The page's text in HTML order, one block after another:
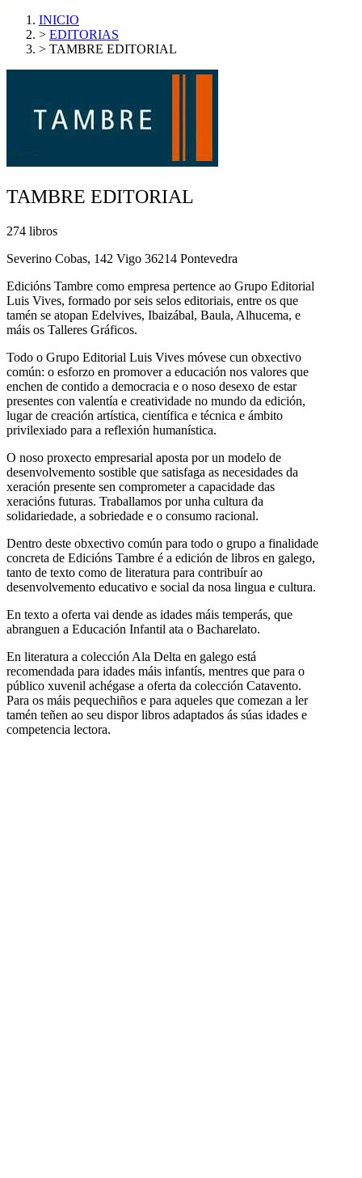
INICIO
> EDITORIAS
> TAMBRE EDITORIAL
TAMBRE EDITORIAL
274 libros
Severino Cobas, 142 Vigo 36214 Pontevedra
Edicións Tambre como empresa pertence ao Grupo Editorial
Luis Vives, formado por seis selos editoriais, entre os que
tamén se atopan Edelvives, Ibaizábal, Baula, Alhucema, e
máis os Talleres Gráficos.
Todo o Grupo Editorial Luis Vives móvese cun obxectivo
común: o esforzo en promover a educación nos valores que
enchen de contido a democracia e o noso desexo de estar
presentes con valentía e creatividade no mundo da edición,
lugar de creación artística, científica e técnica e ámbito
privilexiado para a reflexión humanística.
O noso proxecto empresarial aposta por un modelo de
desenvolvemento sostible que satisfaga as necesidades da
xeración presente sen comprometer a capacidade das
xeracións futuras. Traballamos por unha cultura da
solidariedade, a sobriedade e o consumo racional.
Dentro deste obxectivo común para todo o grupo a finalidade
concreta de Edicións Tambre é a edición de libros en galego,
tanto de texto como de literatura para contribuír ao
desenvolvemento educativo e social da nosa lingua e cultura.
En texto a oferta vai dende as idades máis temperás, que
abranguen a Educación Infantil ata o Bacharelato.
En literatura a colección Ala Delta en galego está
recomendada para idades máis infantís, mentres que para o
público xuvenil achégase a oferta da colección Catavento.
Para os máis pequechiños e para aqueles que comezan a ler
tamén teñen ao seu dispor libros adaptados ás súas idades e
competencia lectora.